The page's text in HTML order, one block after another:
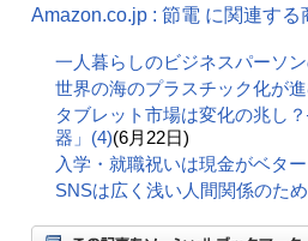
Amazon.co.jp : 節電 に関連する
一人暮らしのビジネスパーソ
世界の海のプラスチック化が
タブレット市場は変化の兆し
器」(4)(6月22日)
入学・就職祝いは現金がベター
SNSは広く浅い人間関係のため